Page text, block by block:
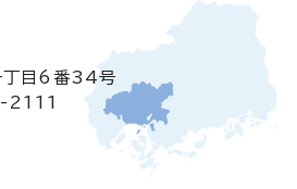
丁目6番34号
2111